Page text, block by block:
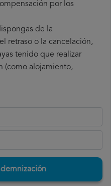
por los
de la
retraso o la cancelación,
tenido que realizar
(como alojamiento,